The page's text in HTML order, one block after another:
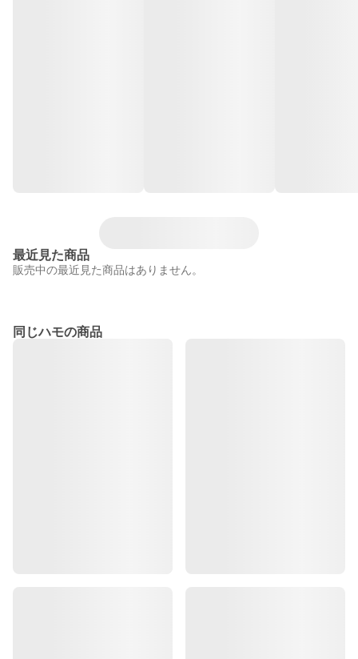
最近見た商品
販売中の最近見た商品はありません。
同じハモの商品